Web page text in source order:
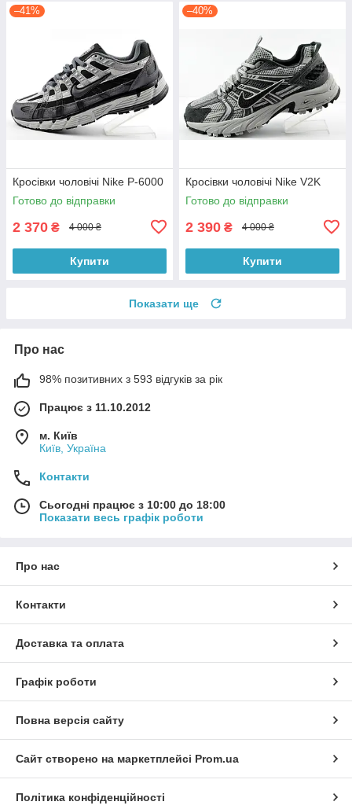
–41%
Кросівки чоловічі Nike P-6000
Готово до відправки
2 370 ₴ 4 000 ₴
Купити
–40%
Кросівки чоловічі Nike V2K
Готово до відправки
2 390 ₴ 4 000 ₴
Купити
Показати ще
Про нас
98% позитивних з 593 відгуків за рік
Працює з 11.10.2012
м. Київ
Київ, Україна
Контакти
Сьогодні працює з 10:00 до 18:00
Показати весь графік роботи
Про нас
Контакти
Доставка та оплата
Графік роботи
Повна версія сайту
Сайт створено на маркетплейсі Prom.ua
Політика конфіденційності